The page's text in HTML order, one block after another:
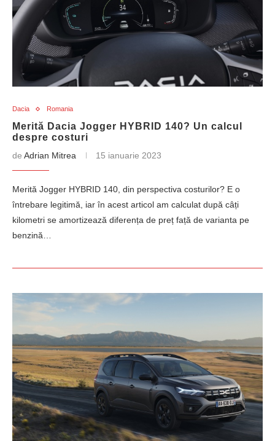
Dacia Romania
Merită Dacia Jogger HYBRID 140? Un calcul
despre costuri
de Adrian Mitrea 15 ianuarie 2023
Merită Jogger HYBRID 140, din perspectiva costurilor? E o
întrebare legitimă, iar în acest articol am calculat după câți
kilometri se amortizează diferența de preț față de varianta pe
benzină…